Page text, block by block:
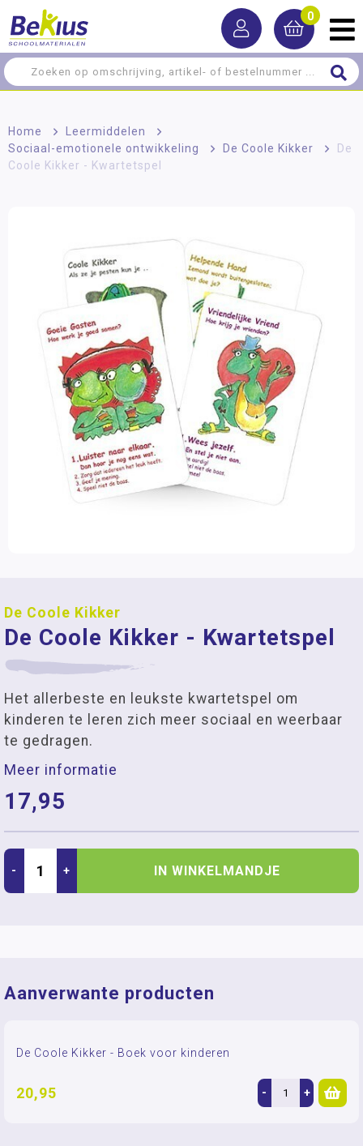
0
Home > Leermiddelen
>
Sociaal-emotionele ontwikkeling
> De Coole Kikker >
De
Coole Kikker - Kwartetspel
De Coole Kikker
De Coole Kikker - Kwartetspel
Het allerbeste en leukste kwartetspel om
kinderen te leren zich meer sociaal en weerbaar
te gedragen.
Meer informatie
17,95
- + IN WINKELMANDJE
Aanverwante producten
De Coole Kikker - Boek voor kinderen
20,95 - +